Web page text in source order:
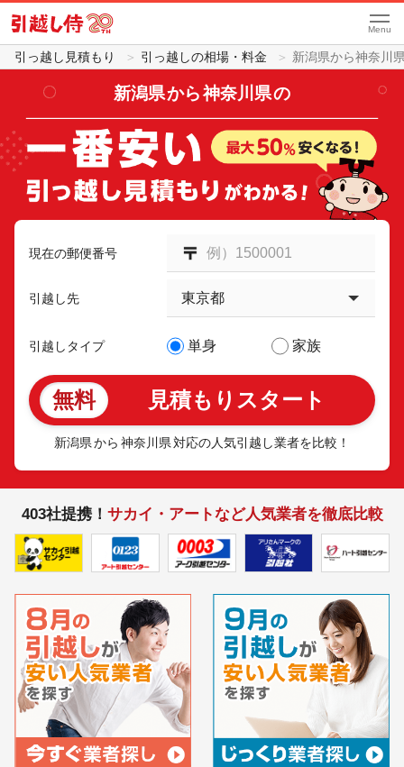
Menu
引っ越し見積もり 引っ越しの相場・料金 新潟県から神奈川
新潟県から神奈川県の
現在の郵便番号
引越し先
引越しタイプ 単身 家族
無料 見積もりスタート
新潟県から 神奈川県対応の人気引越し業者を比較！
403社提携！ サカイ・アートなど人気業者を徹底比較